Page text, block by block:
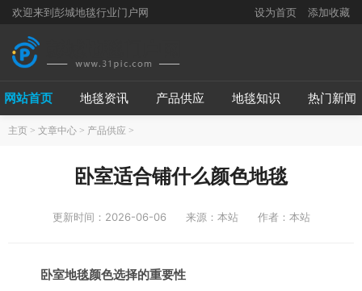
欢迎来到彭城地毯行业门户网 设为首页 添加收藏
网站首页 地毯资讯 产品供应 地毯知识 热门新闻
主页 > 文章中心 > 产品供应 >
卧室适合铺什么颜色地毯
更新时间：2026-06-06 来源：本站 作者：本站
卧室地毯颜色选择的重要性